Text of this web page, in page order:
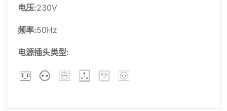
电压:230V
频率:50Hz
电源插头类型: